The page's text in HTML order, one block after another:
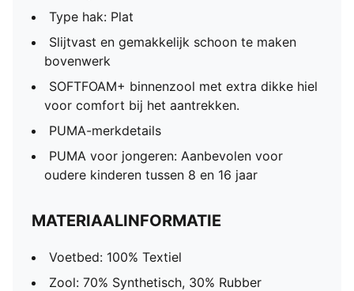
Type hak: Plat
Slijtvast en gemakkelijk schoon te maken
bovenwerk
SOFTFOAM+ binnenzool met extra dikke hiel
voor comfort bij het aantrekken.
PUMA-merkdetails
PUMA voor jongeren: Aanbevolen voor
oudere kinderen tussen 8 en 16 jaar
MATERIAALINFORMATIE
Voetbed: 100% Textiel
Zool: 70% Synthetisch, 30% Rubber